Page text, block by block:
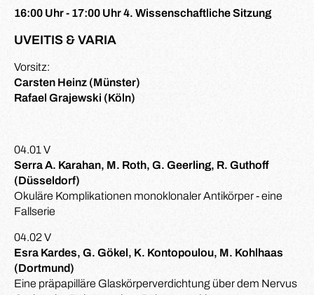
16:00 Uhr - 17:00 Uhr 4. Wissenschaftliche Sitzung
UVEITIS & VARIA
Vorsitz:
Carsten Heinz (Münster)
Rafael Grajewski (Köln)
04.01 V
Serra A. Karahan, M. Roth, G. Geerling, R. Guthoff
(Düsseldorf)
Okuläre Komplikationen monoklonaler Antikörper - eine
Fallserie
04.02 V
Esra Kardes, G. Gökel, K. Kontopoulou, M. Kohlhaas
(Dortmund)
Eine präpapilläre Glaskörperverdichtung über dem Nervus